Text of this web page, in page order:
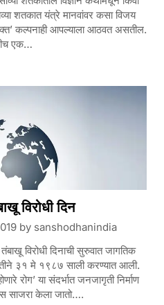
शतकात यंत्रे मानवांवर कसा विजय
कल्पनाही आपल्याला आठवत असतील.
एक…
विरोधी दिन
by sanshodhanindia
विरोधी दिनाची सुरुवात जागतिक
३१ मे १९८७ साली करण्यात आली.
रोग’ या संदर्भात जनजागृती निर्माण
साजरा केला जातो….